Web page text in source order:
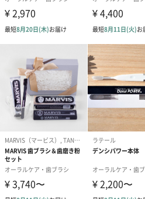
ンブル~
北欧・スウェーデン生まれの【
導・監修のもと製造されています。
現在、製品は数千にもわたるスウ
みかけることができます。
毎年、20億本以上も使い捨てられ、
製歯ブラシは、深刻なゴミ問題・環
私たちはプラスチックは使用せず、
ルなデザインで、プラスチック製の
さまに提供します。